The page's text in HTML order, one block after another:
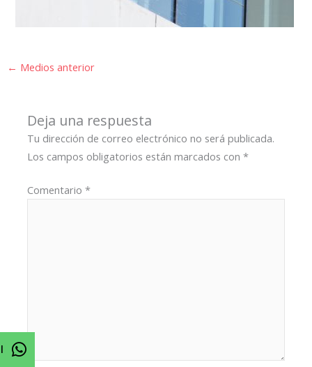
← Medios anterior
Deja una respuesta
Tu dirección de correo electrónico no será publicada.
Los campos obligatorios están marcados con*
Comentario*